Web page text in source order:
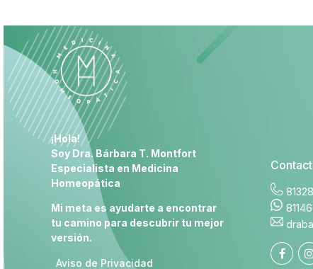
¡Hola!
Soy Dra. Bárbara T. Montfort
Especialista en Medicina
Homeopática
Mi meta es ayudarte a encontrar
tu camino para descubrir tu mejor
versión.
Aviso de Privacidad